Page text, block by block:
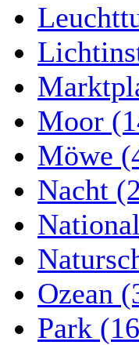
Moor
Möwe
Nacht
Ozean
Park